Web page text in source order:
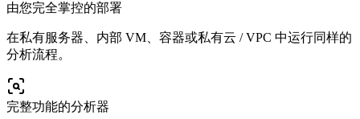
由您完全掌控的部署
在私有服务器、内部 VM、容器或私有云 / VPC 中运行同样的
分析流程。
完整功能的分析器